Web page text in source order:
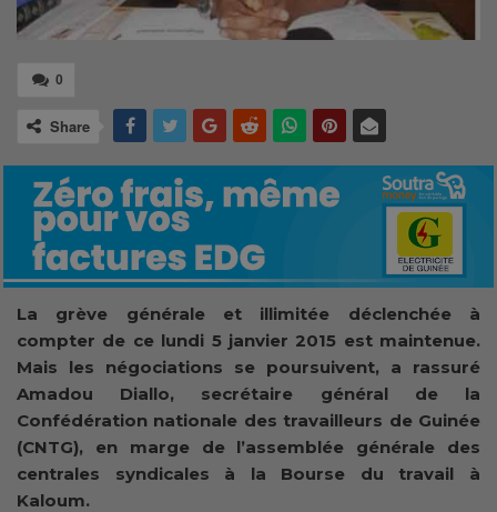
0
Share
La grève générale et illimitée déclenchée à
compter de ce lundi 5 janvier 2015 est maintenue.
Mais les négociations se poursuivent, a rassuré
Amadou Diallo, secrétaire général de la
Confédération nationale des travailleurs de Guinée
(CNTG), en marge de l’assemblée générale des
centrales syndicales à la Bourse du travail à
Kaloum.